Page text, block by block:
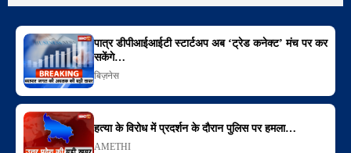
पात्र डीपीआईआईटी स्टार्टअप अब ‘ट्रेड कनेक्ट’ मंच पर कर
सकेंगे…
बिज़नेस
हत्या के विरोध में प्रदर्शन के दौरान पुलिस पर हमला…
AMETHI